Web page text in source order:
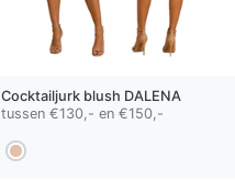
Cocktailjurk blush DALENA
tussen €130,- en €150,-